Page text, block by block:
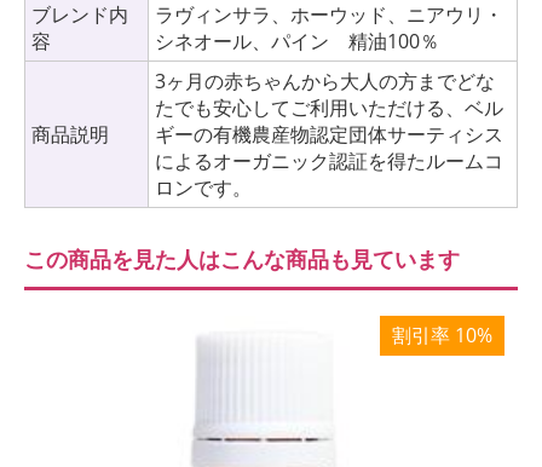
ブレンド内
容
ラヴィンサラ、ホーウッド、ニアウリ・
シネオール、パイン 精油100％
商品説明
3ヶ月の赤ちゃんから大人の方までどな
たでも安心してご利用いただける、ベル
ギーの有機農産物認定団体サーティシス
によるオーガニック認証を得たルームコ
ロンです。
この商品を見た人はこんな商品も見ています
割引率 10%